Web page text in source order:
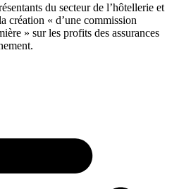
du secteur de l’hôtellerie et
création « d’une commission
» sur les profits des assurances